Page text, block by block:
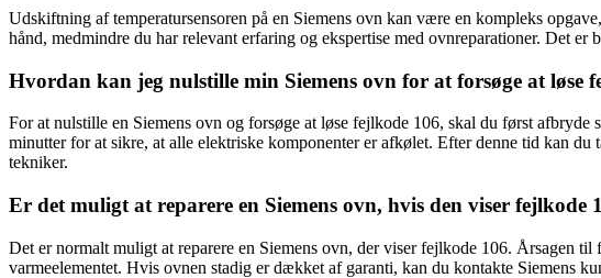
Udskiftning af temperatursensoren på en Siemens ovn kan være en kompleks
hånd, medmindre du har relevant erfaring og ekspertise med ovnreparationer. Det
Hvordan kan jeg nulstille min Siemens ovn for at forsøge at løse
For at nulstille en Siemens ovn og forsøge at løse fejlkode 106, skal du først
minutter for at sikre, at alle elektriske komponenter er afkølet. Efter denne tid kan
tekniker.
Er det muligt at reparere en Siemens ovn, hvis den viser fejlkode
Det er normalt muligt at reparere en Siemens ovn, der viser fejlkode 106. Årsagen
varmeelementet. Hvis ovnen stadig er dækket af garanti, kan du kontakte Siemens